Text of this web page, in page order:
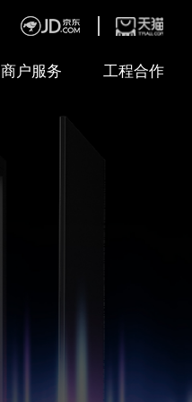
商户服务 工程合作